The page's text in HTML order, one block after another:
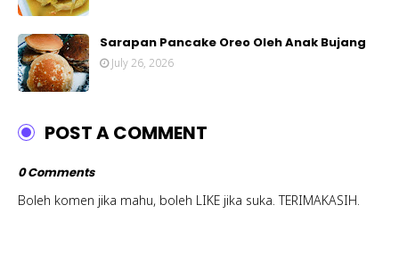
Sarapan Pancake Oreo Oleh Anak Bujang
July 26, 2026
POST A COMMENT
0 Comments
Boleh komen jika mahu, boleh LIKE jika suka. TERIMAKASIH.